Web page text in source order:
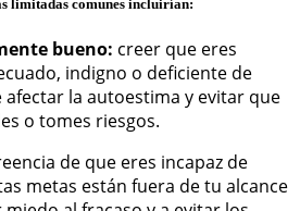
limitadas comunes incluirían:
bueno: creer que eres
indigno o deficiente de
la autoestima y evitar que
o tomes riesgos.
de que eres incapaz de
metas están fuera de tu alcance